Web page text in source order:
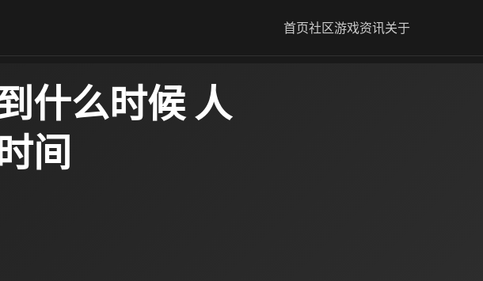
首页社区游戏资讯关于
什么时候 人
间